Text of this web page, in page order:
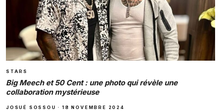
STARS
Big Meech et 50 Cent : une photo qui révèle une
collaboration mystérieuse
JOSUÉ SOSSOU ·18 NOVEMBRE 2024